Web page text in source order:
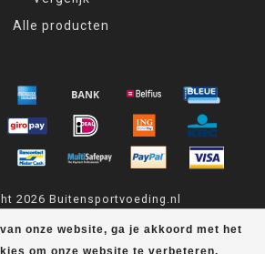
onze website, ga je akkoord met het
om onze website te verbeteren.
Alle producten
2026 Buitensportvoeding.nl
scores a 9,4/10out of439 klantbeoordelingen